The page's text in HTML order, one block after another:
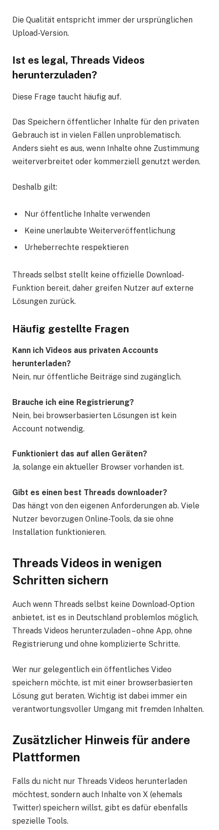
Die Qualität entspricht immer der ursprünglichen
Upload-Version.
Ist es legal, Threads Videos
herunterzuladen?
Diese Frage taucht häufig auf.
Das Speichern öffentlicher Inhalte für den privaten
Gebrauch ist in vielen Fällen unproblematisch.
Anders sieht es aus, wenn Inhalte ohne Zustimmung
weiterverbreitet oder kommerziell genutzt werden.
Deshalb gilt:
Nur öffentliche Inhalte verwenden
Keine unerlaubte Weiterveröffentlichung
Urheberrechte respektieren
Threads selbst stellt keine offizielle Download-
Funktion bereit, daher greifen Nutzer auf externe
Lösungen zurück.
Häufig gestellte Fragen
Kann ich Videos aus privaten Accounts
herunterladen?
Nein, nur öffentliche Beiträge sind zugänglich.
Brauche ich eine Registrierung?
Nein, bei browserbasierten Lösungen ist kein
Account notwendig.
Funktioniert das auf allen Geräten?
Ja, solange ein aktueller Browser vorhanden ist.
Gibt es einen best Threads downloader?
Das hängt von den eigenen Anforderungen ab. Viele
Nutzer bevorzugen Online-Tools, da sie ohne
Installation funktionieren.
Threads Videos in wenigen
Schritten sichern
Auch wenn Threads selbst keine Download-Option
anbietet, ist es in Deutschland problemlos möglich,
Threads Videos herunterzuladen – ohne App, ohne
Registrierung und ohne komplizierte Schritte.
Wer nur gelegentlich ein öffentliches Video
speichern möchte, ist mit einer browserbasierten
Lösung gut beraten. Wichtig ist dabei immer ein
verantwortungsvoller Umgang mit fremden Inhalten.
Zusätzlicher Hinweis für andere
Plattformen
Falls du nicht nur Threads Videos herunterladen
möchtest, sondern auch Inhalte von X (ehemals
Twitter) speichern willst, gibt es dafür ebenfalls
spezielle Tools.